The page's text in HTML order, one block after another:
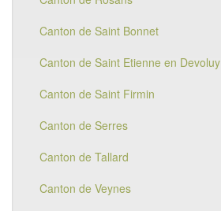
Canton de Saint Bonnet
Canton de Saint Etienne en Devoluy
Canton de Saint Firmin
Canton de Serres
Canton de Tallard
Canton de Veynes